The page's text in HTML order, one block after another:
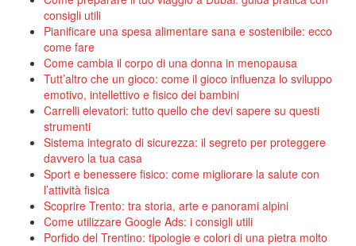
consigli utili
Pianificare una spesa alimentare sana e sostenibile: ecco
come fare
Come cambia il corpo di una donna in menopausa
Tutt’altro che un gioco: come il gioco influenza lo sviluppo
emotivo, intellettivo e fisico dei bambini
Carrelli elevatori: tutto quello che devi sapere su questi
strumenti
Sistema integrato di sicurezza: il segreto per proteggere
davvero la tua casa
Sport e benessere fisico: come migliorare la salute con
l’attività fisica
Scoprire Trento: tra storia, arte e panorami alpini
Come utilizzare Google Ads: i consigli utili
Porfido del Trentino: tipologie e colori di una pietra molto